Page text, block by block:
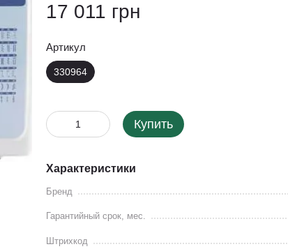
17 011 грн
Артикул
330964
Купить
Характеристики
Бренд
Гарантийный срок, мес.
Штрихкод